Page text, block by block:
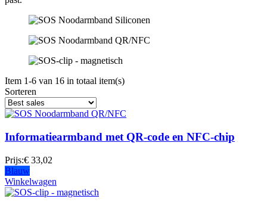
Item 1-6 van 16 in totaal item(s)
Sorteren
Informatiearmband met QR-code en NFC-chip
Prijs:€ 33,02
Blauw
Winkelwagen